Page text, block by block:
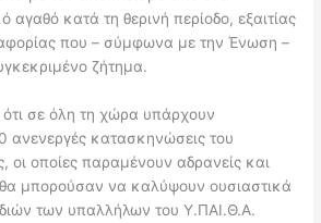
αγαθό κατά τη θερινή περίοδο, εξαιτίας
που – σύμφωνα με την Ένωση –
ζήτημα.
σε όλη τη χώρα υπάρχουν
ανενεργές κατασκηνώσεις του
οι οποίες παραμένουν αδρανείς και
μπορούσαν να καλύψουν ουσιαστικά
των υπαλλήλων του Υ.ΠΑΙ.Θ.Α.